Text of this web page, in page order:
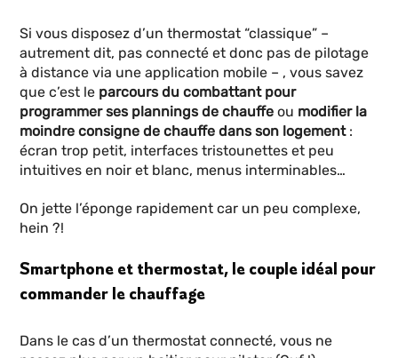
Si vous disposez d’un thermostat “classique” –
autrement dit, pas connecté et donc pas de pilotage
à distance via une application mobile – , vous savez
que c’est le parcours du combattant pour
programmer ses plannings de chauffe ou modifier la
moindre consigne de chauffe dans son logement:
écran trop petit, interfaces tristounettes et peu
intuitives en noir et blanc, menus interminables…
On jette l’éponge rapidement car un peu complexe,
hein ?!
Smartphone et thermostat, le couple idéal pour
commander le chauffage
Dans le cas d’un thermostat connecté, vous ne